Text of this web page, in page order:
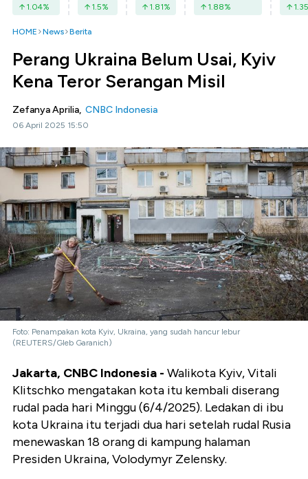
1.04% 1.5% 1.81% 1.88% 1.35
HOME News Berita
Perang Ukraina Belum Usai, Kyiv
Kena Teror Serangan Misil
Zefanya Aprilia, CNBC Indonesia
06 April 2025 15:50
Foto: Penampakan kota Kyiv, Ukraina, yang sudah hancur lebur
(REUTERS/Gleb Garanich)
Jakarta, CNBC Indonesia - Walikota Kyiv, Vitali
Klitschko mengatakan kota itu kembali diserang
rudal pada hari Minggu (6/4/2025). Ledakan di ibu
kota Ukraina itu terjadi dua hari setelah rudal Rusia
menewaskan 18 orang di kampung halaman
Presiden Ukraina, Volodymyr Zelensky.